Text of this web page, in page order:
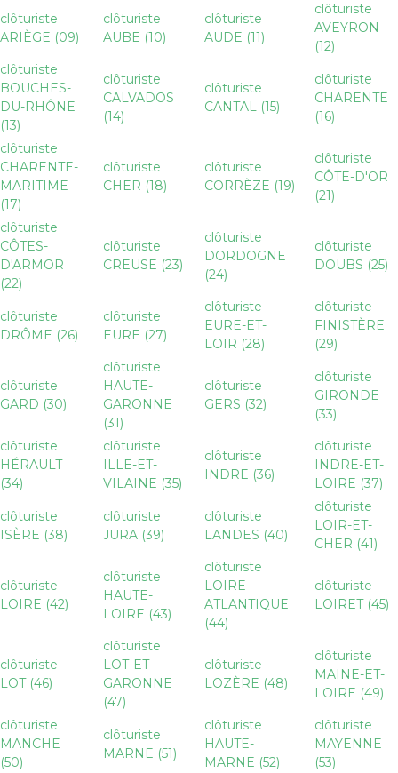
clôturiste
ARIÈGE (09)
clôturiste
AUBE (10)
clôturiste
AUDE (11)
clôturiste
AVEYRON
(12)
clôturiste
BOUCHES-
DU-RHÔNE
(13)
clôturiste
CALVADOS
(14)
clôturiste
CANTAL (15)
clôturiste
CHARENTE
(16)
clôturiste
CHARENTE-
MARITIME
(17)
clôturiste
CHER (18)
clôturiste
CORRÈZE (19)
clôturiste
CÔTE-D'OR
(21)
clôturiste
CÔTES-
D'ARMOR
(22)
clôturiste
CREUSE (23)
clôturiste
DORDOGNE
(24)
clôturiste
DOUBS (25)
clôturiste
DRÔME (26)
clôturiste
EURE (27)
clôturiste
EURE-ET-
LOIR (28)
clôturiste
FINISTÈRE
(29)
clôturiste
GARD (30)
clôturiste
HAUTE-
GARONNE
(31)
clôturiste
GERS (32)
clôturiste
GIRONDE
(33)
clôturiste
HÉRAULT
(34)
clôturiste
ILLE-ET-
VILAINE (35)
clôturiste
INDRE (36)
clôturiste
INDRE-ET-
LOIRE (37)
clôturiste
ISÈRE (38)
clôturiste
JURA (39)
clôturiste
LANDES (40)
clôturiste
LOIR-ET-
CHER (41)
clôturiste
LOIRE (42)
clôturiste
HAUTE-
LOIRE (43)
clôturiste
LOIRE-
ATLANTIQUE
(44)
clôturiste
LOIRET (45)
clôturiste
LOT (46)
clôturiste
LOT-ET-
GARONNE
(47)
clôturiste
LOZÈRE (48)
clôturiste
MAINE-ET-
LOIRE (49)
clôturiste
MANCHE
(50)
clôturiste
MARNE (51)
clôturiste
HAUTE-
MARNE (52)
clôturiste
MAYENNE
(53)